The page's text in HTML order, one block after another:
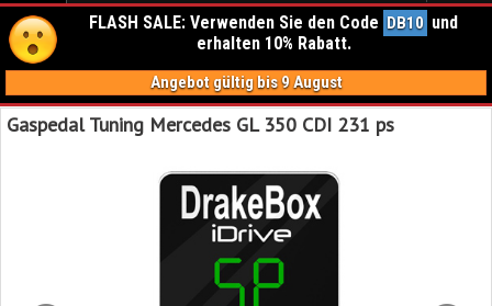
FLASH SALE: Verwenden Sie den Code DB10 und
erhalten 10% Rabatt.
Angebot gültig bis 9 August
Gaspedal Tuning Mercedes GL 350 CDI 231 ps